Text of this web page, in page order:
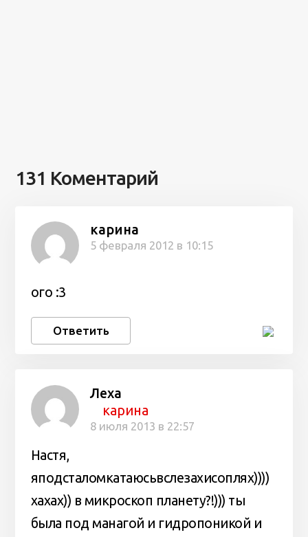
131 Коментарий
карина
5 февраля 2012 в 10:15
ого :3
Ответить
Леха
карина
8 июля 2013 в 22:57
Настя,
яподсталомкатаюсьвслезахисоплях))))
хахах)) в микроскоп планету?!))) ты
была под манагой и гидропоникой и